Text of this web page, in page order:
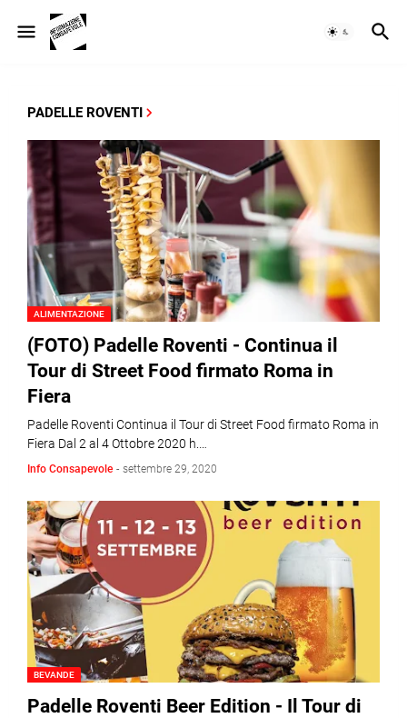
PADELLE ROVENTI
ALIMENTAZIONE
(FOTO) Padelle Roventi - Continua il
Tour di Street Food firmato Roma in
Fiera
Padelle Roventi Continua il Tour di Street Food firmato Roma in
Fiera Dal 2 al 4 Ottobre 2020 h.…
Info Consapevole - settembre 29, 2020
BEVANDE
Padelle Roventi Beer Edition - Il Tour di